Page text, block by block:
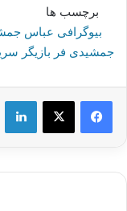
برچسب ها
بیوگرافی عباس
جمشیدی فر بازیگر